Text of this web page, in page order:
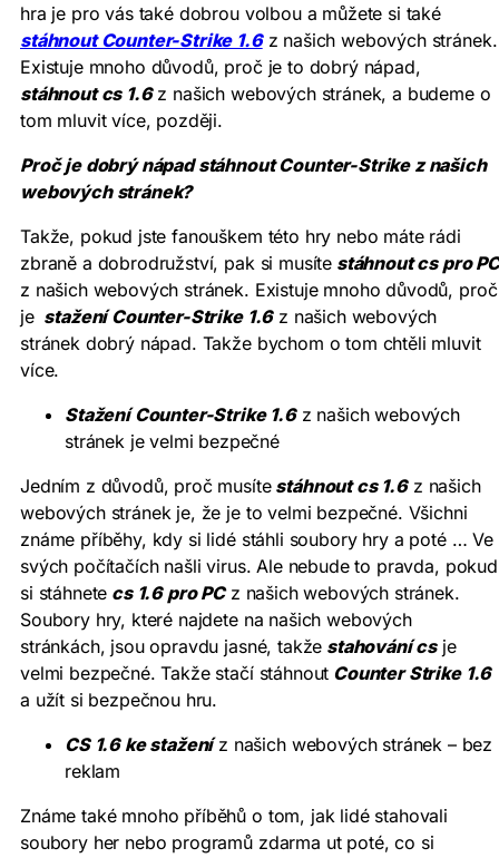
hra je pro vás také dobrou volbou a můžete si také
stáhnout Counter-Strike 1.6z našich webových stránek.
Existuje mnoho důvodů, proč je to dobrý nápad,
stáhnout cs 1.6z našich webových stránek, a budeme o
tom mluvit více, později.
Proč je dobrý nápad stáhnout Counter-Strike z našich
webových stránek?
Takže, pokud jste fanouškem této hry nebo máte rádi
zbraně a dobrodružství, pak si musíte stáhnout cs pro
z našich webových stránek. Existuje mnoho důvodů, proč
je stažení Counter-Strike 1.6z našich webových
stránek dobrý nápad. Takže bychom o tom chtěli mluvit
více.
Stažení Counter-Strike 1.6z našich webových
stránek je velmi bezpečné
Jedním z důvodů, proč musítestáhnout cs 1.6z našich
webových stránek je, že je to velmi bezpečné. Všichni
známe příběhy, kdy si lidé stáhli soubory hry a poté … Ve
svých počítačích našli virus. Ale nebude to pravda, pokud
si stáhnete cs 1.6 pro PCz našich webových stránek.
Soubory hry, které najdete na našich webových
stránkách, jsou opravdu jasné, takže stahování csje
velmi bezpečné. Takže stačí stáhnout Counter Strike 1.6
a užít si bezpečnou hru.
CS 1.6 ke staženíz našich webových stránek – bez
reklam
Známe také mnoho příběhů o tom, jak lidé stahovali
soubory her nebo programů zdarma ut poté, co si